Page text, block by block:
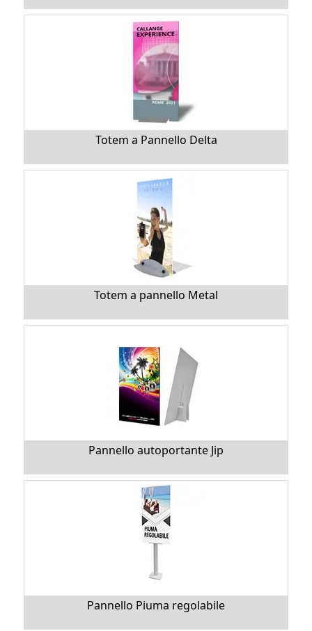
Totem a Pannello Delta
Totem a pannello Metal
Pannello autoportante Jip
Pannello Piuma regolabile